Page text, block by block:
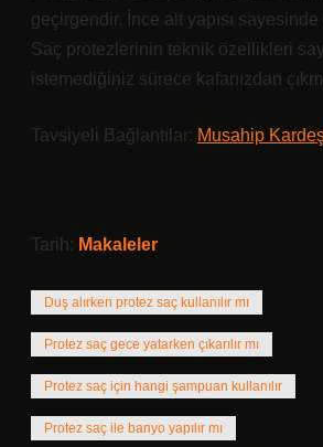
geçirgendir. İnce alt yapısı
Saç protezlerinin teknik özellikleri
istemediğiniz sürece kafanızdan
Tavsiyeli Bağlantılar: Musahip
Tarih: Makaleler
Duş alırken protez saç kullanılır mı
Protez saç gece yatarken çıkarılır mı
Protez saç için hangi şampuan kullanılır
Protez saç ile banyo yapılır mı